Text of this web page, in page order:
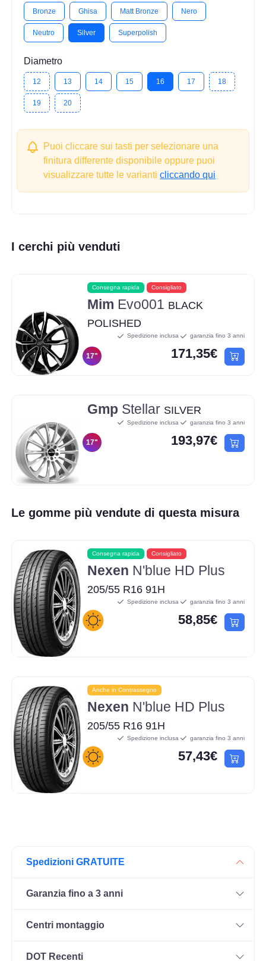
Bronze Ghisa Matt Bronze Nero
Neutro Silver Superpolish
Diametro
12 13 14 15 16 17 18
19 20
Puoi cliccare sui tasti per selezionare una
finitura differente disponibile oppure puoi
visualizzare tutte le varianticliccando qui
I cerchi più venduti
Consegna rapida Consigliato
Mim Evo001 BLACK
POLISHED
17"
Spedizione inclusa garanzia fino 3 anni
171,35€
Gmp Stellar SILVER
17"
Spedizione inclusa garanzia fino 3 anni
193,97€
Le gomme più vendute di questa misura
Consegna rapida Consigliato
Nexen N'blue HD Plus
205/55 R16 91H
Spedizione inclusa garanzia fino 3 anni
58,85€
Anche in Contrassegno
Nexen N'blue HD Plus
205/55 R16 91H
Spedizione inclusa garanzia fino 3 anni
57,43€
Spedizioni GRATUITE
Garanzia fino a 3 anni
Centri montaggio
DOT Recenti